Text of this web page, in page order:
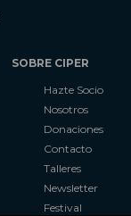
SOBRE CIPER
Hazte Socio
Nosotros
Donaciones
Contacto
Talleres
Newsletter
Festival